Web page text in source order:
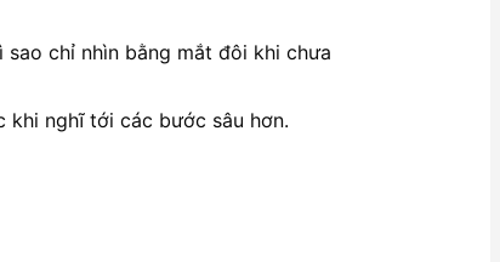
sao chỉ nhìn bằng mắt đôi khi chưa
khi nghĩ tới các bước sâu hơn.